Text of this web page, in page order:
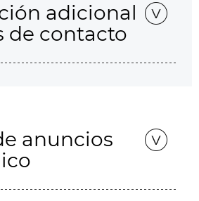
adicional
de contacto
anuncios